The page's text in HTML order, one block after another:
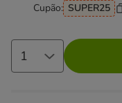
Cupão: SUPER25